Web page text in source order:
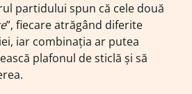
partidului spun că cele două
”, fiecare atrăgând diferite
iar combinația ar putea
plafonul de sticlă și să